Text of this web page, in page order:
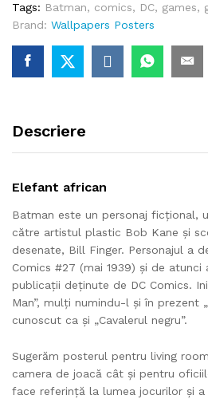
Tags: Batman, comics, DC, games,
Brand: Wallpapers Posters
Descriere
Elefant african
Batman este un personaj ficțional,
către artistul plastic Bob Kane și
desenate, Bill Finger. Personajul a
Comics #27 (mai 1939) și de atunci
publicații deținute de DC Comics.
Man”, mulți numindu-l și în prezent
cunoscut ca și „Cavalerul negru”.
Sugerăm posterul pentru living
camera de joacă cât și pentru
face referință la lumea jocurilor și